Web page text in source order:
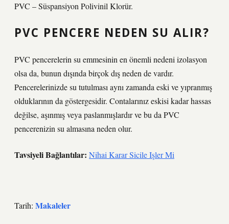
PVC – Süspansiyon Polivinil Klorür.
PVC PENCERE NEDEN SU ALIR?
PVC pencerelerin su emmesinin en önemli nedeni izolasyon
olsa da, bunun dışında birçok dış neden de vardır.
Pencerelerinizde su tutulması aynı zamanda eski ve yıpranmış
olduklarının da göstergesidir. Contalarınız eskisi kadar hassas
değilse, aşınmış veya paslanmışlardır ve bu da PVC
pencerenizin su almasına neden olur.
Tavsiyeli Bağlantılar: Nihai Karar Sicile Işler Mi
Tarih: Makaleler